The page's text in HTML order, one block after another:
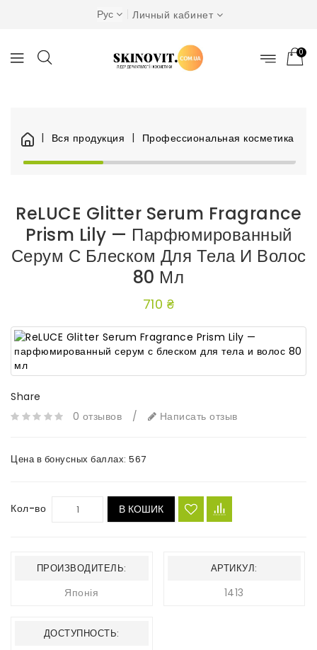
Рус Личный кабинет
0
Вся продукция Профессиональная косметика
ReLUCE Glitter Serum Fragrance
Prism Lily — Парфюмированный
Серум С Блеском Для Тела И Волос
80 Мл
710 ₴
Share
0 отзывов
/ Написать отзыв
Цена в бонусных баллах: 567
Кол-во В КОШИК
ПРОИЗВОДИТЕЛЬ:
Японія
АРТИКУЛ:
1413
ДОСТУПНОСТЬ: